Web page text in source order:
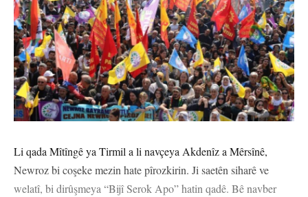
Li qada Mîtîngê ya Tirmil a li navçeya Akdenîz a Mêrsînê,
Newroz bi coşeke mezin hate pîrozkirin. Ji saetên siharê ve
welatî, bi dirûşmeya “Bijî Serok Apo” hatin qadê. Bê navber